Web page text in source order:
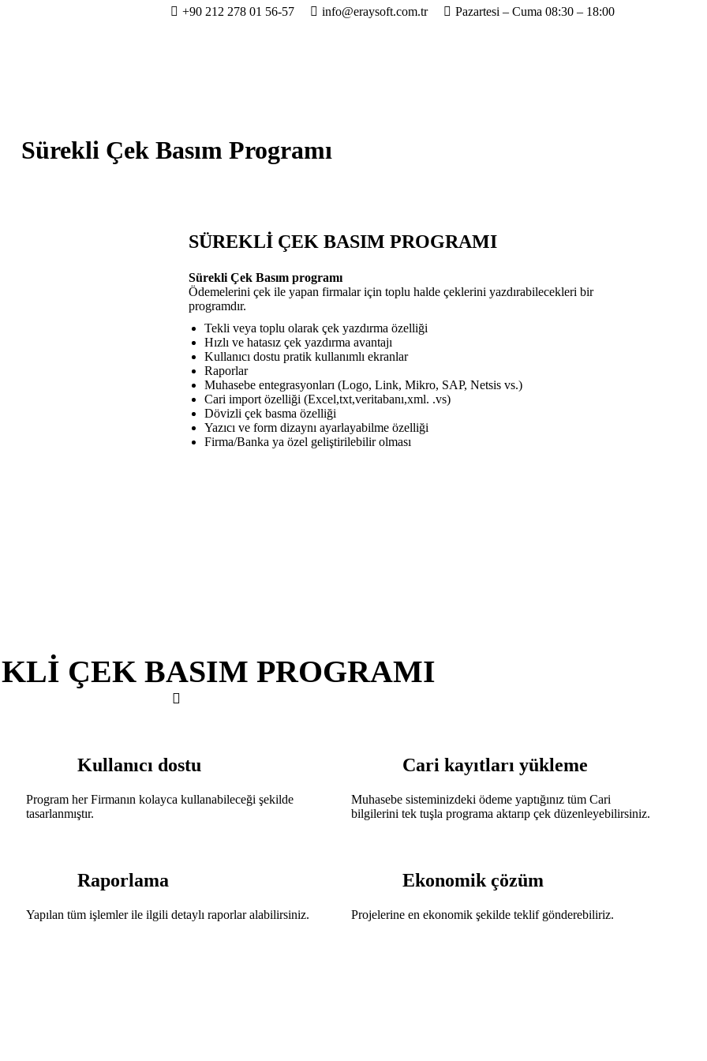
+90 212 278 01 56-57 info@eraysoft.com.tr Pazartesi – Cuma 08:30 – 18:00
Sürekli Çek Basım Programı
SÜREKLİ ÇEK BASIM PROGRAMI
Sürekli Çek Basım programı
Ödemelerini çek ile yapan firmalar için toplu halde çeklerini yazdırabilecekleri bir
programdır.
Tekli veya toplu olarak çek yazdırma özelliği
Hızlı ve hatasız çek yazdırma avantajı
Kullanıcı dostu pratik kullanımlı ekranlar
Raporlar
Muhasebe entegrasyonları (Logo, Link, Mikro, SAP, Netsis vs.)
Cari import özelliği (Excel,txt,veritabanı,xml. .vs)
Dövizli çek basma özelliği
Yazıcı ve form dizaynı ayarlayabilme özelliği
Firma/Banka ya özel geliştirilebilir olması
ÇEK BASIM PROGRAMI
Kullanıcı dostu
Program her Firmanın kolayca kullanabileceği şekilde
tasarlanmıştır.
Cari kayıtları yükleme
Muhasebe sisteminizdeki ödeme yaptığınız tüm Cari
bilgilerini tek tuşla programa aktarıp çek düzenleyebilirsiniz.
Raporlama
Yapılan tüm işlemler ile ilgili detaylı raporlar alabilirsiniz.
Ekonomik çözüm
Projelerine en ekonomik şekilde teklif gönderebiliriz.